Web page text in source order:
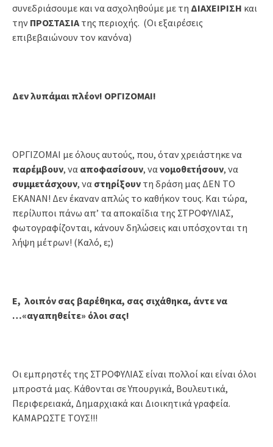
συνεδριάσουμε και να ασχοληθούμε με τη ΔΙΑΧΕΙΡΙΣΗ και
την ΠΡΟΣΤΑΣΙΑ της περιοχής. (Οι εξαιρέσεις
επιβεβαιώνουν τον κανόνα)
Δεν λυπάμαι πλέον! ΟΡΓΙΖΟΜΑΙ!
ΟΡΓΙΖΟΜΑΙ με όλους αυτούς, που, όταν χρειάστηκε να
παρέμβουν, να αποφασίσουν, να νομοθετήσουν, να
συμμετάσχουν, να στηρίξουν τη δράση μας ΔΕΝ ΤΟ
ΕΚΑΝΑΝ! Δεν έκαναν απλώς το καθήκον τους. Και τώρα,
περίλυποι πάνω απ’ τα αποκαΐδια της ΣΤΡΟΦΥΛΙΑΣ,
φωτογραφίζονται, κάνουν δηλώσεις και υπόσχονται τη
λήψη μέτρων! (Καλό, ε;)
Ε, λοιπόν σας βαρέθηκα, σας σιχάθηκα, άντε να
…«αγαπηθείτε» όλοι σας!
Οι εμπρηστές της ΣΤΡΟΦΥΛΙΑΣ είναι πολλοί και είναι όλοι
μπροστά μας. Κάθονται σε Υπουργικά, Βουλευτικά,
Περιφερειακά, Δημαρχιακά και Διοικητικά γραφεία.
ΚΑΜΑΡΩΣΤΕ ΤΟΥΣ!!!